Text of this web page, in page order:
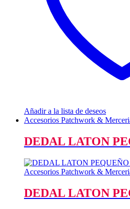
Añadir a la lista de deseos
Accesorios Patchwork &
DEDAL LATON
Accesorios Patchwork &
DEDAL LATON